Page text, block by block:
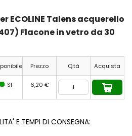
ECOLINE Talens acquerello
Flacone in vetro da 30
Prezzo Q.tà Acquista
SI 6,20 €
E TEMPI DI CONSEGNA: